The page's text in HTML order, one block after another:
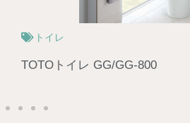
キッチン
TOTOキッチン THE CRASSO